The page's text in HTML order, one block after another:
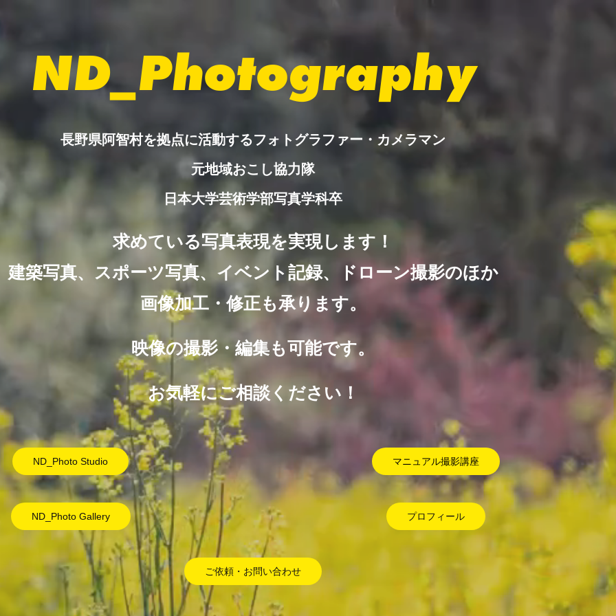
ND_Photography
長野県阿智村を拠点に活動するフォトグラファー・カメラマン
元地域おこし協力隊
日本大学芸術学部写真学科卒
求めている写真表現を実現します！
建築写真、スポーツ写真、イベント記録、ドローン撮影のほか
画像加工・修正も承ります。
映像の撮影・編集も可能です。
お気軽にご相談ください！
ND_Photo Studio マニュアル撮影講座
ND_Photo Gallery プロフィール
ご依頼・お問い合わせ